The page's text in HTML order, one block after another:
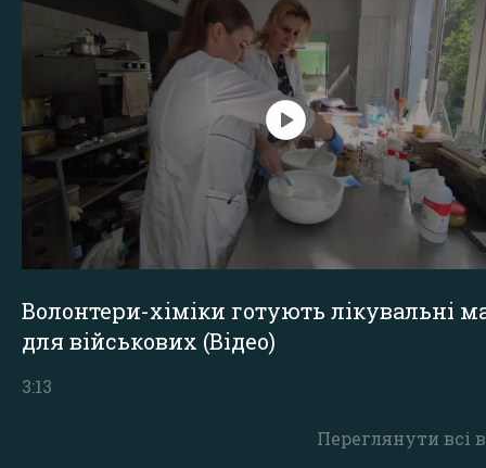
Переглянути всі
Волонтери-хіміки готують лікувальні
для військових (Відео)
3:13